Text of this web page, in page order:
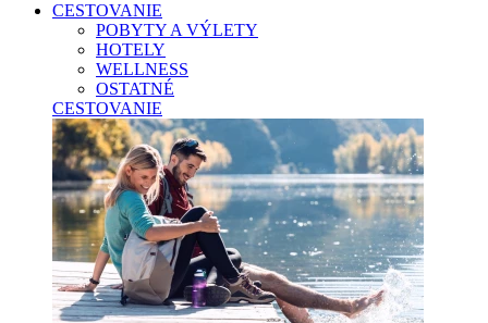
CESTOVANIE
POBYTY A VÝLETY
HOTELY
WELLNESS
OSTATNÉ
CESTOVANIE